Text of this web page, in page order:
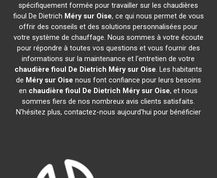
spécifiquement formée pour travailler sur les chaudières
fioul De Dietrich Méry sur Oise, ce qui nous permet de vous
offrir des conseils et des solutions personnalisées pour
votre système de chauffage. Nous sommes à votre écoute
pour répondre à toutes vos questions et vous fournir des
informations sur la maintenance et l'entretien de votre
chaudière fioul De Dietrich Méry sur Oise. Les habitants
de Méry sur Oise nous font confiance pour leurs besoins
en chaudière fioul De Dietrich Méry sur Oise, et nous
sommes fiers de nos nombreux avis clients satisfaits.
N'hésitez plus, contactez-nous aujourd'hui pour bénéficier